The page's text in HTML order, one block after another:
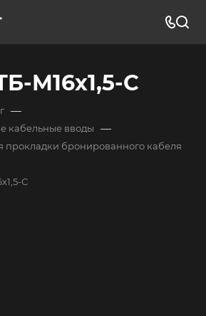
М16х1,5-С
—
кабельные вводы —
прокладки бронированного кабеля
С